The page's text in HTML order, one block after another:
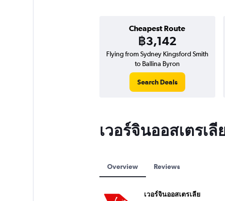
Cheapest Route
฿3,142
Flying from Sydney Kingsford Smith
to Ballina Byron
Search Deals
เวอร์จินออสเตรเลี
Overview Reviews
เวอร์จินออสเตรเลีย